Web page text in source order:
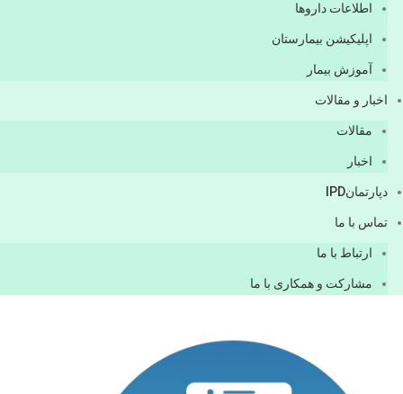
اطلاعات دارو‌ها
اپليكيشن بيمارستان
آموزش بیمار
اخبار و مقالات
مقالات
اخبار
دپارتمانIPD
تماس با ما
ارتباط با ما
مشاركت و همكاری با ما